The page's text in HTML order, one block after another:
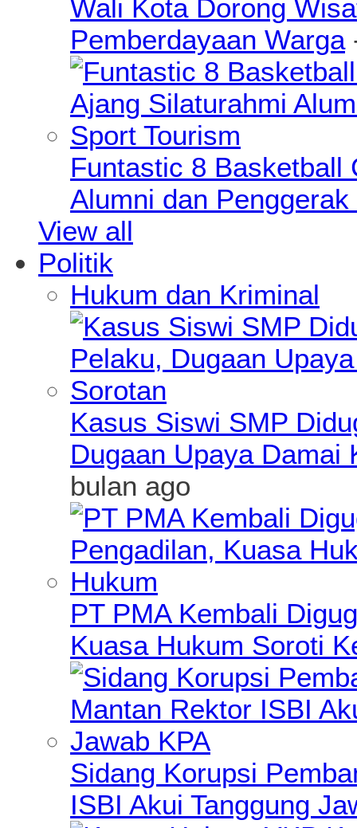
Wali Kota Dorong
Pemberdayaan Warga
Funtastic 8 Basketball
Alumni dan
View all
Politik
Hukum dan Kriminal
Kasus Siswi SMP
Dugaan Upaya Damai
bulan ago
PT PMA Kembali
Kuasa Hukum Soroti
Sidang Korupsi
ISBI Akui Tanggung